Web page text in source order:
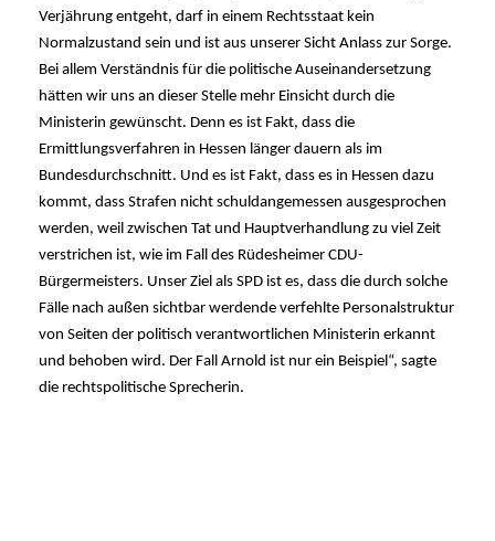
Verjährung entgeht, darf in einem Rechtsstaat kein
Normalzustand sein und ist aus unserer Sicht Anlass zur Sorge.
Bei allem Verständnis für die politische Auseinandersetzung
hätten wir uns an dieser Stelle mehr Einsicht durch die
Ministerin gewünscht. Denn es ist Fakt, dass die
Ermittlungsverfahren in Hessen länger dauern als im
Bundesdurchschnitt. Und es ist Fakt, dass es in Hessen dazu
kommt, dass Strafen nicht schuldangemessen ausgesprochen
werden, weil zwischen Tat und Hauptverhandlung zu viel Zeit
verstrichen ist, wie im Fall des Rüdesheimer CDU-
Bürgermeisters. Unser Ziel als SPD ist es, dass die durch solche
Fälle nach außen sichtbar werdende verfehlte Personalstruktur
von Seiten der politisch verantwortlichen Ministerin erkannt
und behoben wird. Der Fall Arnold ist nur ein Beispiel“, sagte
die rechtspolitische Sprecherin.